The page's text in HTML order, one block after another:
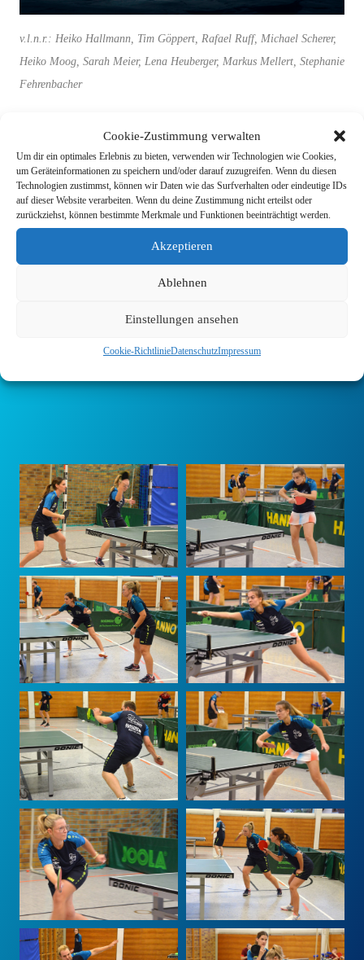
Cookie-Zustimmung verwalten
Um dir ein optimales Erlebnis zu bieten, verwenden wir Technologien wie Cookies,
um Geräteinformationen zu speichern und/oder darauf zuzugreifen. Wenn du diesen
Technologien zustimmst, können wir Daten wie das Surfverhalten oder eindeutige IDs
auf dieser Website verarbeiten. Wenn du deine Zustimmung nicht erteilst oder
zurückziehst, können bestimmte Merkmale und Funktionen beeinträchtigt werden.
Akzeptieren
Ablehnen
Einstellungen ansehen
Cookie-RichtlinieDatenschutzImpressum
v.l.n.r.: Heiko Hallmann, Tim Göppert, Rafael Ruff, Michael Scherer,
Heiko Moog, Sarah Meier, Lena Heuberger, Markus Mellert, Stephanie
Fehrenbacher